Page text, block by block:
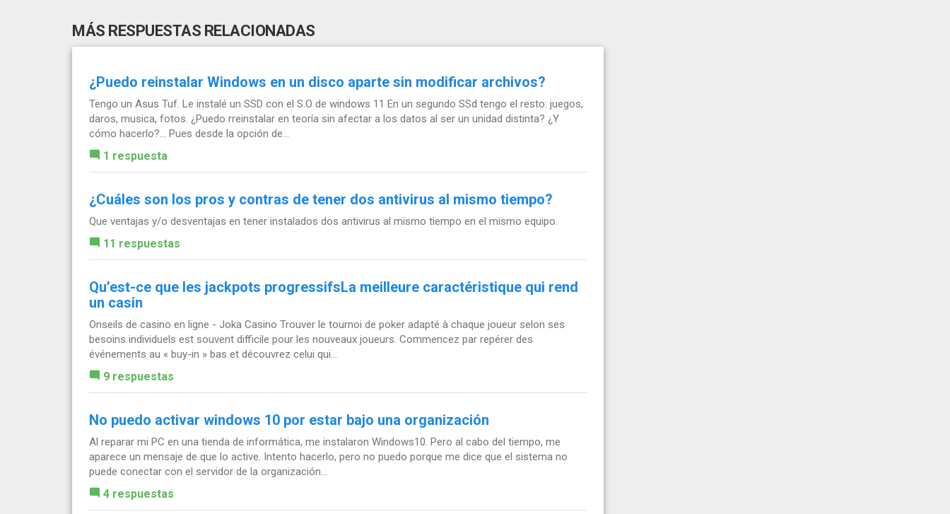
MÁS RESPUESTAS RELACIONADAS
¿Puedo reinstalar Windows en un disco aparte sin modificar archivos?
Tengo un Asus Tuf. Le instalé un SSD con el S.O de windows 11 En un segundo SSd tengo el resto: juegos,
daros, musica, fotos. ¿Puedo rreinstalar en teoría sin afectar a los datos al ser un unidad distinta? ¿Y
cómo hacerlo?... Pues desde la opción de...
1 respuesta
¿Cuáles son los pros y contras de tener dos antivirus al mismo tiempo?
Que ventajas y/o desventajas en tener instalados dos antivirus al mismo tiempo en el mismo equipo.
11 respuestas
Qu’est-ce que les jackpots progressifsLa meilleure caractéristique qui rend
un casin
Onseils de casino en ligne - Joka Casino Trouver le tournoi de poker adapté à chaque joueur selon ses
besoins individuels est souvent difficile pour les nouveaux joueurs. Commencez par repérer des
événements au « buy-in » bas et découvrez celui qui...
9 respuestas
No puedo activar windows 10 por estar bajo una organización
Al reparar mi PC en una tienda de informática, me instalaron Windows10. Pero al cabo del tiempo, me
aparece un mensaje de que lo active. Intento hacerlo, pero no puedo porque me dice que el sistema no
puede conectar con el servidor de la organización...
4 respuestas